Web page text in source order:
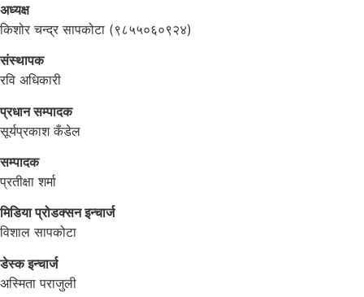
अध्यक्ष
किशोर चन्द्र सापकोटा (९८५५०६०९२४)
संस्थापक
रवि अधिकारी
प्रधान सम्पादक
सूर्यप्रकाश कँडेल
सम्पादक
प्रतीक्षा शर्मा
मिडिया प्रोडक्सन इन्चार्ज
विशाल सापकोटा
डेस्क इन्चार्ज
अस्मिता पराजुली